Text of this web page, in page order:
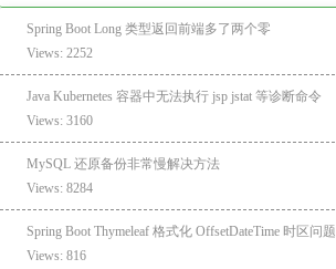
Spring Boot Long 类型返回前端多了两个零
Views: 2252
Java Kubernetes 容器中无法执行 jsp jstat 等诊断命令
Views: 3160
MySQL 还原备份非常慢解决方法
Views: 8284
Spring Boot Thymeleaf 格式化 OffsetDateTime 时区问题
Views: 816